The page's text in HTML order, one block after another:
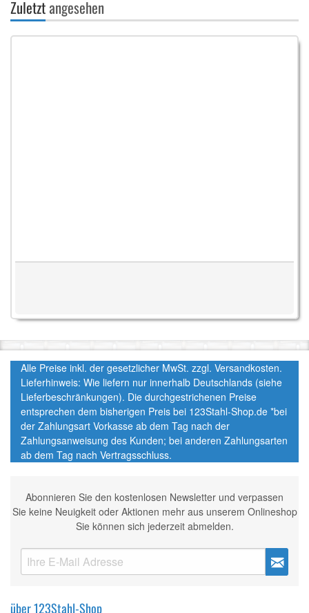
Zuletztangesehen
Alle Preise inkl. der gesetzlicher MwSt. zzgl. Versandkosten.
Lieferhinweis: Wie liefern nur innerhalb Deutschlands (siehe
Lieferbeschränkungen). Die durchgestrichenen Preise
entsprechen dem bisherigen Preis bei 123Stahl-Shop.de *bei
der Zahlungsart Vorkasse ab dem Tag nach der
Zahlungsanweisung des Kunden; bei anderen Zahlungsarten
ab dem Tag nach Vertragsschluss.
Abonnieren Sie den kostenlosen Newsletter und verpassen
Sie keine Neuigkeit oder Aktionen mehr aus unserem Onlineshop
Sie können sich jederzeit abmelden.
über 123Stahl-Shop